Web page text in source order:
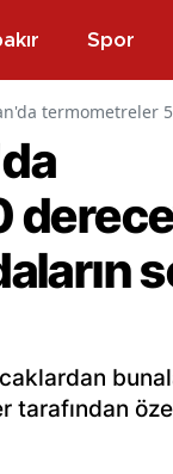
Spor
termometreler
tarafından